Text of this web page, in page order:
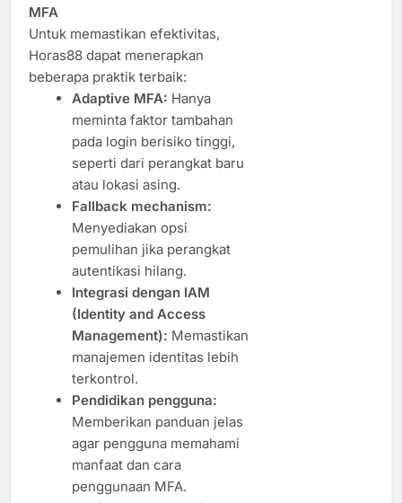
MFA
Untuk memastikan efektivitas,
Horas88 dapat menerapkan
beberapa praktik terbaik:
Adaptive MFA: Hanya
meminta faktor tambahan
pada login berisiko tinggi,
seperti dari perangkat baru
atau lokasi asing.
Fallback mechanism:
Menyediakan opsi
pemulihan jika perangkat
autentikasi hilang.
Integrasi dengan IAM
(Identity and Access
Management): Memastikan
manajemen identitas lebih
terkontrol.
Pendidikan pengguna:
Memberikan panduan jelas
agar pengguna memahami
manfaat dan cara
penggunaan MFA.